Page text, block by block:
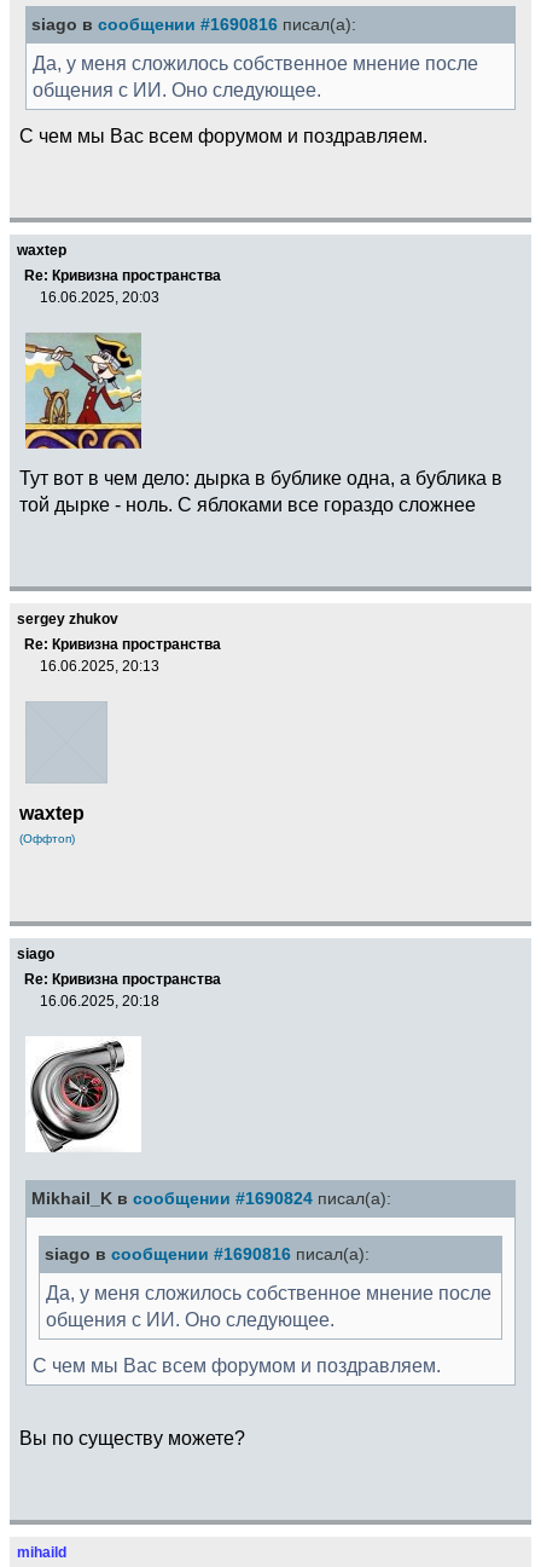
siago в сообщении #1690816 писал(а):
Да, у меня сложилось собственное мнение после
общения с ИИ. Оно следующее.
С чем мы Вас всем форумом и поздравляем.
waxtep
Re: Кривизна пространства
16.06.2025, 20:03
Тут вот в чем дело: дырка в бублике одна, а бублика в
той дырке - ноль. С яблоками все гораздо сложнее
sergey zhukov
Re: Кривизна пространства
16.06.2025, 20:13
waxtep
(Оффтоп)
siago
Re: Кривизна пространства
16.06.2025, 20:18
Mikhail_K в сообщении #1690824 писал(а):
siago в сообщении #1690816 писал(а):
Да, у меня сложилось собственное мнение после
общения с ИИ. Оно следующее.
С чем мы Вас всем форумом и поздравляем.
Вы по существу можете?
mihaild